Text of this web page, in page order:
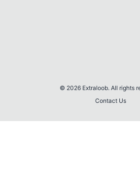
© 2026 Extraloob. All rights
Contact Us